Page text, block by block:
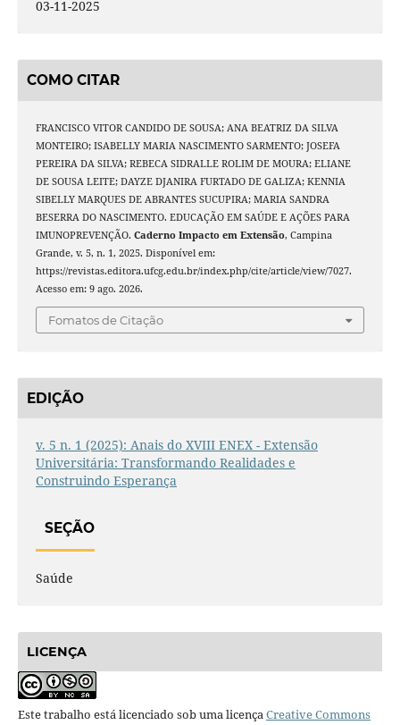
03-11-2025
COMO CITAR
FRANCISCO VITOR CANDIDO DE SOUSA; ANA BEATRIZ DA SILVA
MONTEIRO; ISABELLY MARIA NASCIMENTO SARMENTO; JOSEFA
PEREIRA DA SILVA; REBECA SIDRALLE ROLIM DE MOURA; ELIANE
DE SOUSA LEITE; DAYZE DJANIRA FURTADO DE GALIZA; KENNIA
SIBELLY MARQUES DE ABRANTES SUCUPIRA; MARIA SANDRA
BESERRA DO NASCIMENTO. EDUCAÇÃO EM SAÚDE E AÇÕES PARA
IMUNOPREVENÇÃO. Caderno Impacto em Extensão, Campina
Grande, v. 5, n. 1, 2025. Disponível em:
https://revistas.editora.ufcg.edu.br/index.php/cite/article/view/7027.
Acesso em: 9 ago. 2026.
Fomatos de Citação
EDIÇÃO
v. 5 n. 1 (2025): Anais do XVIII ENEX - Extensão
Universitária: Transformando Realidades e
Construindo Esperança
SEÇÃO
Saúde
LICENÇA
Este trabalho está licenciado sob uma licençaCreative Commons